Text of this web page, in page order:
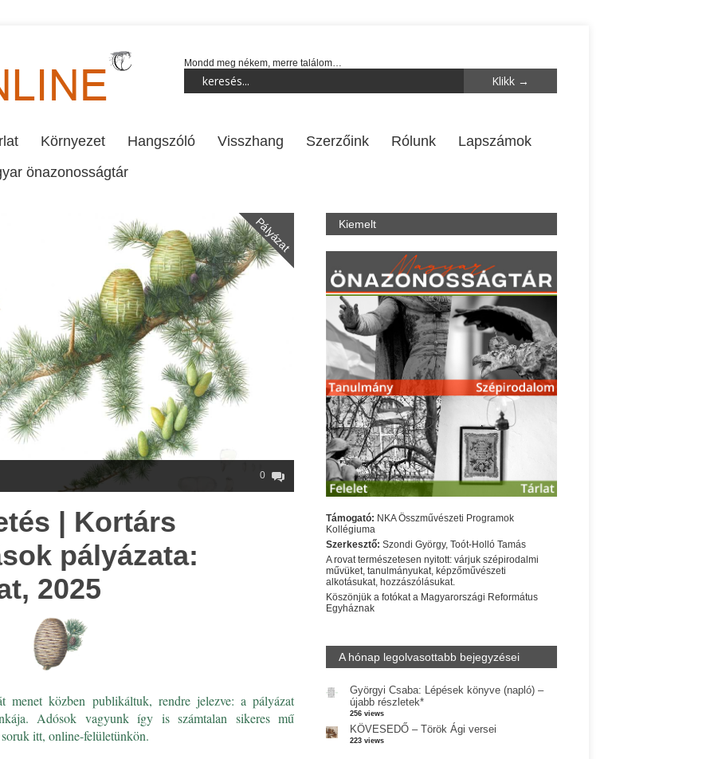
Mondd meg nékem, merre találom…
Környezet Hangszóló Visszhang Szerzőink Rólunk
Lapszámok
önazonosságtár
Pályázat
0
| Kortárs
pályázata:
2025
közben publikáltuk, rendre jelezve: a pályázat
Adósok vagyunk így is számtalan sikeresmű
itt, online-felületünkön.
Kiemelt
Támogató: NKA Összművészeti Programok
Kollégiuma
Szerkesztő: Szondi György, Toót-Holló Tamás
A rovat természetesen nyitott: várjuk szépirodalmi
művüket, tanulmányukat, képzőművészeti
alkotásukat, hozzászólásukat.
Köszönjük a fotókat a Magyarországi Református
Egyháznak
A hónap legolvasottabb bejegyzései
Györgyi Csaba: Lépések könyve (napló) –
újabb részletek*
256 views
KÖVESEDŐ – Török Ági versei
223 views